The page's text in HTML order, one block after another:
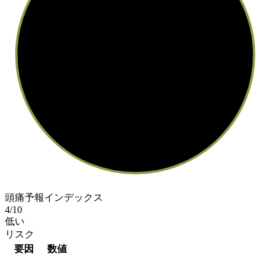
頭痛予報インデックス
4/10
低い
リスク
要因
数値